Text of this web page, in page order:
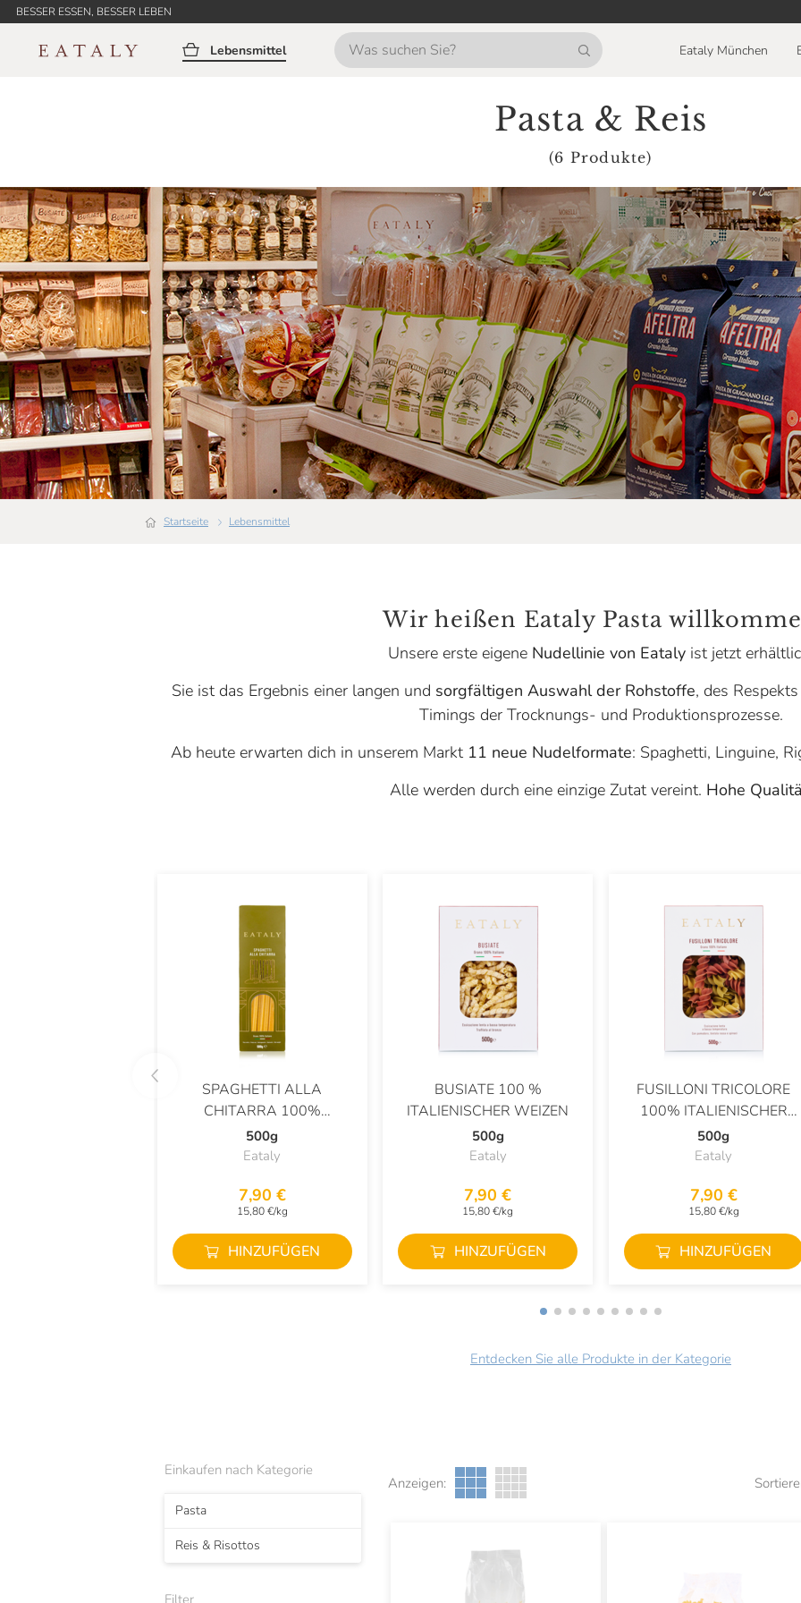
BESSER ESSEN, BESSER LEBEN
Lebensmittel Eataly München
Pasta & Reis
(6 Produkte)
Startseite Lebensmittel
Wir heißen Eataly Pasta
Unsere erste eigene Nudellinie von Eataly ist jetzt
Sie ist das Ergebnis einer langen und sorgfältigen Auswahl der Rohstoffe, des
Timings der Trocknungs- und Produktionsprozesse.
Ab heute erwarten dich in unserem Markt 11 neue Nudelformate: Spaghetti, Linguine,
Alle werden durch eine einzige Zutat vereint. Hohe
SPAGHETTI ALLA
CHITARRA 100%
ITALIENISCHER WEIZEN
MIT REZEPT VON CARLO
500g
Eataly
7,90 €
15,80 €/kg
HINZUFÜGEN
BUSIATE 100 %
ITALIENISCHER WEIZEN
500g
Eataly
7,90 €
15,80 €/kg
HINZUFÜGEN
FUSILLONI TRICOLORE
100% ITALIENISCHER
WEIZEN
500g
Eataly
7,90 €
15,80 €/kg
HINZUFÜGEN
Entdecken Sie alle Produkte in der Kategorie
Einkaufen nach Kategorie
Pasta
Reis & Risottos
Filter
Anzeigen: